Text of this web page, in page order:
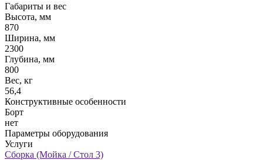
Габариты и вес
Высота, мм
870
Ширина, мм
2300
Глубина, мм
800
Вес, кг
56,4
Конструктивные особенности
Борт
нет
Параметры оборудования
Услуги
Сборка (Мойка / Стол 3)